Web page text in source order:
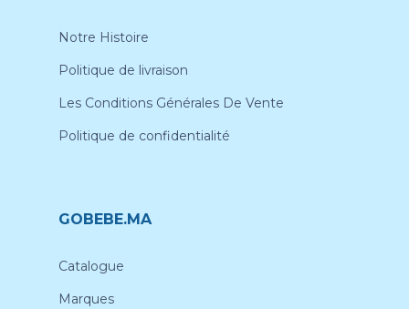
Notre Histoire
Politique de livraison
Les Conditions Générales De Vente
Politique de confidentialité
GOBEBE.MA
Catalogue
Marques